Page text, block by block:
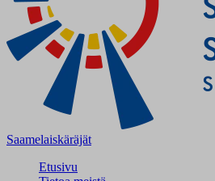
Saamelaiskäräjät
Etusivu